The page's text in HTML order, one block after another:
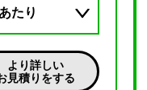
たり
より詳しい
見積りをする